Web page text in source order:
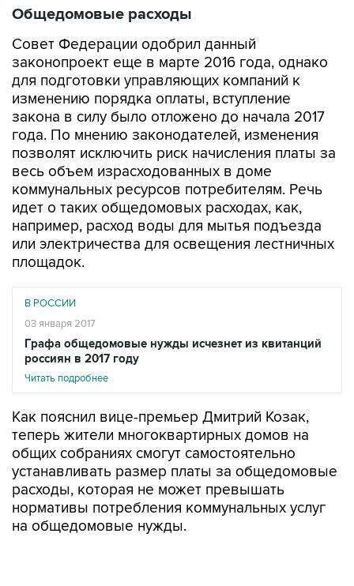
Общедомовые расходы
Совет Федерации одобрил данный
законопроект еще в марте 2016 года, однако
для подготовки управляющих компаний к
изменению порядка оплаты, вступление
закона в силу было отложено до начала 2017
года. По мнению законодателей, изменения
позволят исключить риск начисления платы за
весь объем израсходованных в доме
коммунальных ресурсов потребителям. Речь
идет о таких общедомовых расходах, как,
например, расход воды для мытья подъезда
или электричества для освещения лестничных
площадок.
В РОССИИ
03 января 2017
Графа общедомовые нужды исчезнет из квитанций
россиян в 2017 году
Читать подробнее
Как пояснил вице-премьер Дмитрий Козак,
теперь жители многоквартирных домов на
общих собраниях смогут самостоятельно
устанавливать размер платы за общедомовые
расходы, которая не может превышать
нормативы потребления коммунальных услуг
на общедомовые нужды.